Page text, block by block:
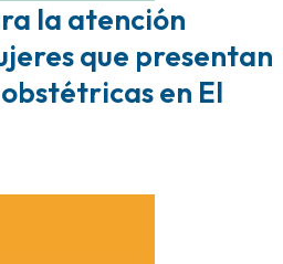
la atención
que presentan
en El